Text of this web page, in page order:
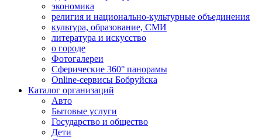
экономика
религия и национально-культурные объединения
культура, образование, СМИ
литература и искусство
о городе
Фотогалереи
Сферические 360° панорамы
Online-сервисы Бобруйска
Каталог организаций
Авто
Бытовые услуги
Государство и общество
Дети